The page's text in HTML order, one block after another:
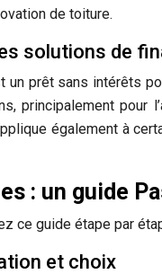
de toiture.
solutions de
un prêt sans intérêts
principalement pour
également à
: un guide
ce guide étape par
et choix